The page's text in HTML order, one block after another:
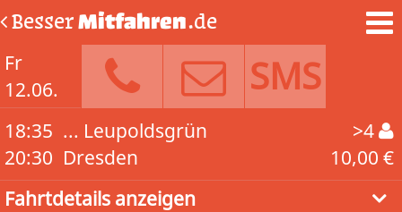
BesserMitfahren.de
Fr
12.06.
SMS
18:35
20:30
... Leupoldsgrün
Dresden
>4
10,00 €
Fahrtdetails anzeigen